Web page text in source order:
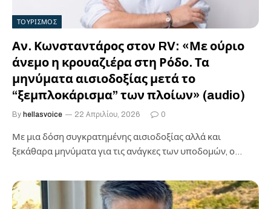
ΤΟΥΡΙΣΜΟΣ
Αν. Κωνσταντάρος στον RV: «Με ούριο
άνεμο η κρουαζιέρα στη Ρόδο. Τα
μηνύματα αισιοδοξίας μετά το
“ξεμπλοκάρισμα” των πλοίων» (audio)
By hellasvoice 22 Απριλίου, 2026 0
Με μια δόση συγκρατημένης αισιοδοξίας αλλά και
ξεκάθαρα μηνύματα για τις ανάγκες των υποδομών, ο